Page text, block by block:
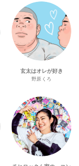
玄太はオレが好き
野原くろ